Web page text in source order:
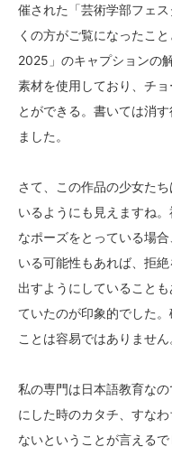
催された「芸術学部フェ
くの方がご覧になったこ
2025」のキャプションの
素材を使用しており、チ
とができる。書いては消
ました。
さて、この作品の少女た
いるようにも見えますね
なポーズをとっている場
いる可能性もあれば、拒
出すようにしていること
ていたのが印象的でした
ことは容易ではありません
私の専門は日本語教育な
にした時のカタチ、すな
ないということが言える